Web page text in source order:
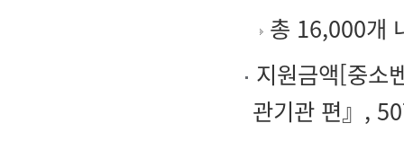
총 16,000개
지원금액[중
관기관 편』,